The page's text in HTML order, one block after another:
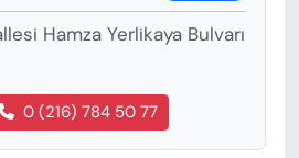
Hamza Yerlikaya Bulvarı
0 (216) 784 50 77